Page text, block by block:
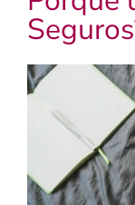
View
Larger
Image